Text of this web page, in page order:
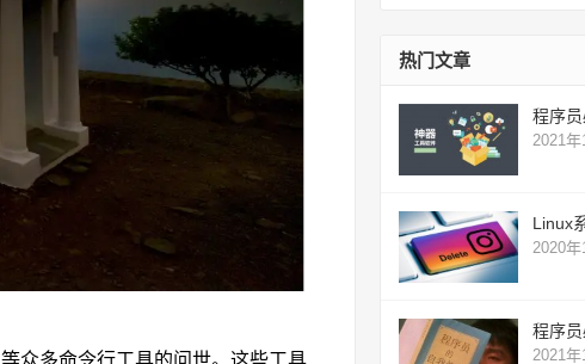
等众多命令行工具的问世。这些工具
热门文章
程序
2021年
Linux
2020年
程序员
2021年